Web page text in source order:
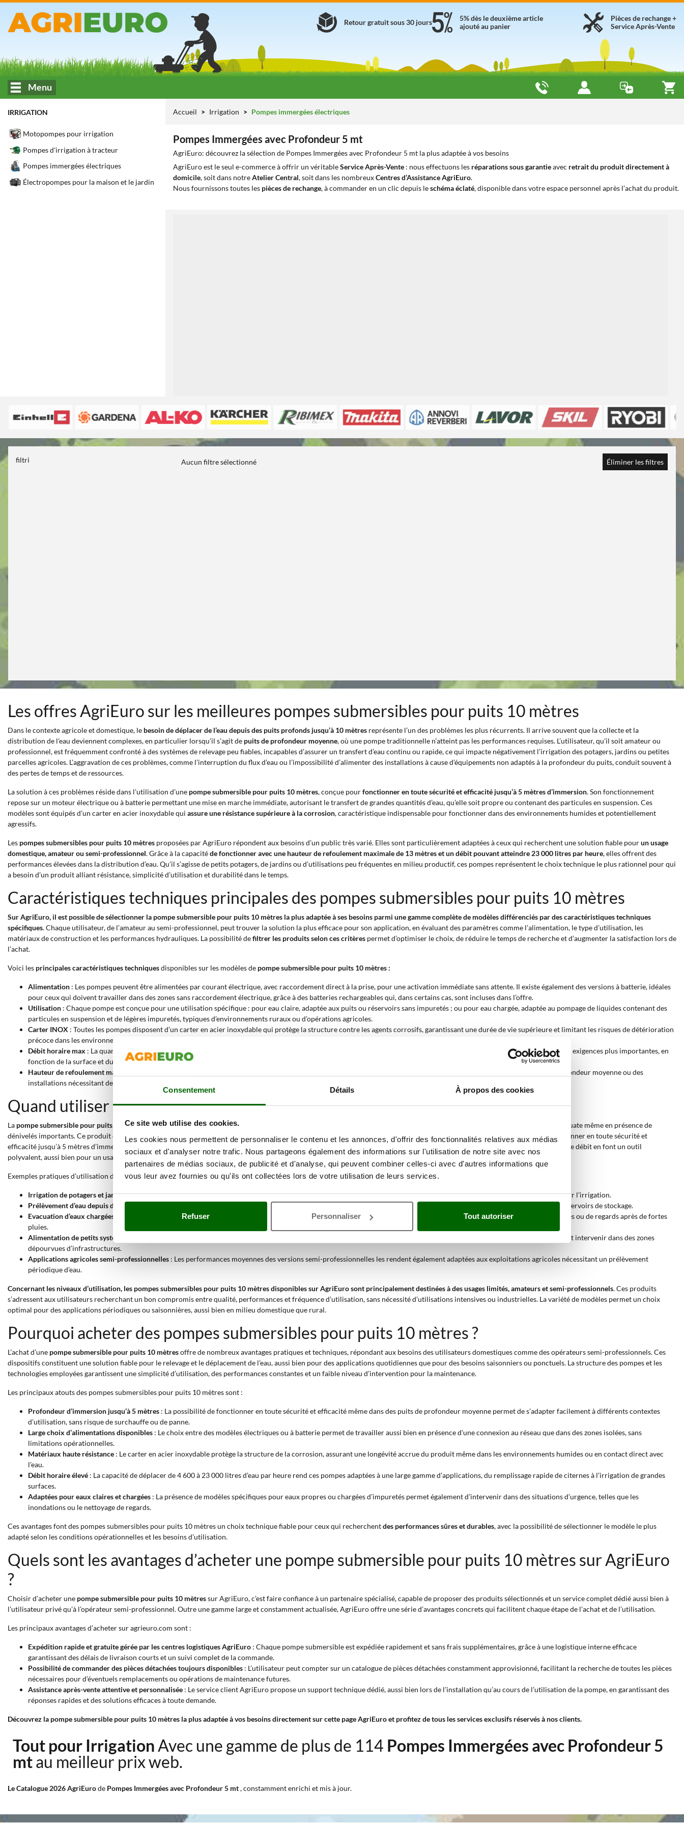
Consentement Détails À propos des cookies
Ce site web utilise des cookies.
Les cookies nous permettent de personnaliser le contenu et les annonces, d'offrir des fonctionnalités relatives aux médias
sociaux et d'analyser notre trafic. Nous partageons également des informations sur l'utilisation de notre site avec nos
partenaires de médias sociaux, de publicité et d'analyse, qui peuvent combiner celles-ci avec d'autres informations que
vous leur avez fournies ou qu'ils ont collectées lors de votre utilisation de leurs services.
Refuser Personnaliser Tout autoriser
Pièces de rechange +
Service Après-Vente
5% dès le deuxième article
ajouté au panier
Retour gratuit sous 30 jours
Menu
IRRIGATION
Motopompes pour irrigation
Pompes d'irrigation à tracteur
Pompes immergées électriques
Électropompes pour la maison et le jardin
Accueil Irrigation Pompes immergées électriques
Pompes Immergées avec Profondeur 5 mt
AgriEuro: découvrez la sélection de Pompes Immergées avec Profondeur 5 mt la plus adaptée à vos besoins
AgriEuro est le seul e-commerce à offrir un véritableService Après-Vente : nous effectuons les réparations sous garantieavec retrait du produit directement à
domicile, soit dans notreAtelier Central, soit dans les nombreuxCentres d’Assistance AgriEuro.
Nous fournissons toutes les pièces de rechange, à commander en un clic depuis leschéma éclaté, disponible dans votre espace personnel après l’achat du produit.
filtri Aucun filtre sélectionné Éliminer les filtres
Les offres AgriEuro sur les meilleures pompes submersibles pour puits 10 mètres
Dans le contexte agricole et domestique, le besoin de déplacer de l’eau depuis des puits profonds jusqu’à 10 mètres représente l’un des problèmes les plus récurrents. Il arrive souvent que la collecte et la
distribution de l’eau deviennent complexes, en particulier lorsqu’il s’agit de puits de profondeur moyenne, où une pompe traditionnelle n’atteint pas les performances requises. L’utilisateur, qu’il soit amateur ou
professionnel, est fréquemment confronté à des systèmes de relevage peu fiables, incapables d’assurer un transfert d’eau continu ou rapide, ce qui impacte négativement l’irrigation des potagers, jardins ou petites
parcelles agricoles. L’aggravation de ces problèmes, comme l’interruption du flux d’eau ou l’impossibilité d’alimenter des installations à cause d’équipements non adaptés à la profondeur du puits, conduit souvent à
des pertes de temps et de ressources.
La solution à ces problèmes réside dans l’utilisation d’une pompe submersible pour puits 10 mètres, conçue pourfonctionner en toute sécurité et efficacité jusqu’à 5 mètres d’immersion. Son fonctionnement
repose sur un moteur électrique ou à batterie permettant une mise en marche immédiate, autorisant le transfert de grandes quantités d’eau, qu’elle soit propre ou contenant des particules en suspension. Ces
modèles sont équipés d’un carter en acier inoxydable qui assure une résistance supérieure à la corrosion, caractéristique indispensable pour fonctionner dans des environnements humides et potentiellement
agressifs.
Les pompes submersibles pour puits 10 mètres proposées par AgriEuro répondent aux besoins d’un public très varié. Elles sont particulièrement adaptées à ceux qui recherchent une solution fiable pourun usage
domestique, amateur ou semi-professionnel. Grâce à la capacitéde fonctionner avec une hauteur de refoulement maximale de 13 mètres et un débit pouvant atteindre 23 000 litres par heure, elles offrent des
performances élevées dans la distribution d’eau. Qu’il s’agisse de petits potagers, de jardins ou d’utilisations peu fréquentes en milieu productif, ces pompes représentent le choix technique le plus rationnel pour qui
a besoin d’un produit alliant résistance, simplicité d’utilisation et durabilité dans le temps.
Caractéristiques techniques principales des pompes submersibles pour puits 10 mètres
Sur AgriEuro, il est possible de sélectionner la pompe submersible pour puits 10 mètres la plus adaptée à ses besoins parmi une gamme complète de modèles différenciés par des caractéristiques techniques
spécifiques. Chaque utilisateur, de l’amateur au semi-professionnel, peut trouver la solution la plus efficace pour son application, en évaluant des paramètres comme l’alimentation, le type d’utilisation, les
matériaux de construction et les performances hydrauliques. La possibilité defiltrer les produits selon ces critères permet d’optimiser le choix, de réduire le temps de recherche et d’augmenter la satisfaction lors de
l’achat.
Voici les principales caractéristiques techniquesdisponibles sur les modèles de pompe submersible pour puits 10 mètres :
Alimentation : Les pompes peuvent être alimentées par courant électrique, avec raccordement direct à la prise, pour une activation immédiate sans attente. Il existe également des versions à batterie, idéales
pour ceux qui doivent travailler dans des zones sans raccordement électrique, grâce à des batteries rechargeables qui, dans certains cas, sont incluses dans l’offre.
Utilisation : Chaque pompe est conçue pour une utilisation spécifique : pour eau claire, adaptée aux puits ou réservoirs sans impuretés ; ou pour eau chargée, adaptée au pompage de liquides contenant des
particules en suspension et de légères impuretés, typiques d’environnements ruraux ou d’opérations agricoles.
Carter INOX : Toutes les pompes disposent d’un carter en acier inoxydable qui protège la structure contre les agents corrosifs, garantissant une durée de vie supérieure et limitant les risques de détérioration
précoce dans les environnements humides ou en contact prolongé avec l’eau.
Débit horaire max : La quantité d’eau déplacée peut varier de 4 600 litres par heure à 23 000 litres par heure, permettant de répondre à la fois à des besoins minimaux et à des exigences plus importantes, en
fonction de la surface et du volume d’eau à traiter.
Hauteur de refoulement maximale
: Chaque modèle peut élever l’eau à une hauteur maximale de 10 mètres, ce qui permet d’utiliser ces pompes même dans des puits de profondeur moyenne ou des
installations nécessitant de transporter l’eau à différents niveaux.
Quand utiliser une pompe submersible pour puits 10 mètres ?
La pompe submersible pour puits 10 mètress’utilise lorsqu’il est nécessaire de
, en garantissant une pression adéquate même en présence de
dénivelés importants. Ce produit est particulièrement indiqué dans toutes les situations où la source d’eau se trouve à une profondeur nécessitant des machines capables de fonctionner en toute sécurité et
efficacité jusqu’à 5 mètres d’immersion. La présence d’un carter en acier inoxydable, la possibilité de
et les différentes capacités de débit en font un outil
polyvalent, aussi bien pour un usage domestique qu’agricole.
Exemples pratiques d’utilisation d’unepompe submersible pour puits 10 mètres :
Irrigation de potagers et jardins: La hauteur de refoulement maximale de 10 mètres permet de remonter l’eau même depuis des puits profonds, assurant un débit continu pour l’irrigation.
Prélèvement d’eau depuis des citernes enterrées
: La capacité de déplacer de grandes quantités d’eau (jusqu’à 23 000 l/h) permet un remplissage ou une vidange rapide des réservoirs de stockage.
Evacuation d’eaux chargées ou pluviales
: L’aptitude à travailler avec des eaux contenant des particules en suspension la rend également adaptée à la vidange de zones inondées ou de regards après de fortes
pluies.
Alimentation de petits systèmes domestiques
: La version à batterie, facilement transportable et utilisable même sans connexion électrique, s’avère utile pour ceux qui doivent intervenir dans des zones
dépourvues d’infrastructures.
Applications agricoles semi-professionnelles : Les performances moyennes des versions semi-professionnelles les rendent également adaptées aux exploitations agricoles nécessitant un prélèvement
périodique d’eau.
Concernant les niveaux d’utilisation, les pompes submersibles pour puits 10 mètres disponibles sur AgriEuro sont principalement destinées à des usages limités, amateurs et semi-professionnels. Ces produits
s’adressent aux utilisateurs recherchant un bon compromis entre qualité, performances et fréquence d’utilisation, sans nécessité d’utilisations intensives ou industrielles. La variété de modèles permet un choix
optimal pour des applications périodiques ou saisonnières, aussi bien en milieu domestique que rural.
Pourquoi acheter des pompes submersibles pour puits 10 mètres ?
L’achat d’une pompe submersible pour puits 10 mètresoffre de nombreux avantages pratiques et techniques, répondant aux besoins des utilisateurs domestiques comme des opérateurs semi-professionnels. Ces
dispositifs constituent une solution fiable pour le relevage et le déplacement de l’eau, aussi bien pour des applications quotidiennes que pour des besoins saisonniers ou ponctuels. La structure des pompes et les
technologies employées garantissent une simplicité d’utilisation, des performances constantes et un faible niveau d’intervention pour la maintenance.
Les principaux atouts des pompes submersibles pour puits 10 mètres sont :
Profondeur d’immersion jusqu’à 5 mètres : La possibilité de fonctionner en toute sécurité et efficacité même dans des puits de profondeur moyenne permet de s’adapter facilement à différents contextes
d’utilisation, sans risque de surchauffe ou de panne.
Large choix d’alimentations disponibles : Le choix entre des modèles électriques ou à batterie permet de travailler aussi bien en présence d’une connexion au réseau que dans des zones isolées, sans
limitations opérationnelles.
Matériaux haute résistance : Le carter en acier inoxydable protège la structure de la corrosion, assurant une longévité accrue du produit même dans les environnements humides ou en contact direct avec
l’eau.
Débit horaire élevé : La capacité de déplacer de 4 600 à 23 000 litres d’eau par heure rend ces pompes adaptées à une large gamme d’applications, du remplissage rapide de citernes à l’irrigation de grandes
surfaces.
Adaptées pour eaux claires et chargées : La présence de modèles spécifiques pour eaux propres ou chargées d’impuretés permet également d’intervenir dans des situations d’urgence, telles que les
inondations ou le nettoyage de regards.
Ces avantages font des pompes submersibles pour puits 10 mètres un choix technique fiable pour ceux qui recherchentdes performances sûres et durables, avec la possibilité de sélectionner le modèle le plus
adapté selon les conditions opérationnelles et les besoins d’utilisation.
Quels sont les avantages d’acheter une pompe submersible pour puits 10 mètres sur AgriEuro
?
Choisir d’acheter une pompe submersible pour puits 10 mètressur AgriEuro, c’est faire confiance à un partenaire spécialisé, capable de proposer des produits sélectionnés et un service complet dédié aussi bien à
l’utilisateur privé qu’à l’opérateur semi-professionnel. Outre une gamme large et constamment actualisée, AgriEuro offre une série d’avantages concrets qui facilitent chaque étape de l’achat et de l’utilisation.
Les principaux avantages d’acheter sur agrieuro.com sont :
Expédition rapide et gratuite gérée par les centres logistiques AgriEuro : Chaque pompe submersible est expédiée rapidement et sans frais supplémentaires, grâce à une logistique interne efficace
garantissant des délais de livraison courts et un suivi complet de la commande.
Possibilité de commander des pièces détachées toujours disponibles : L’utilisateur peut compter sur un catalogue de pièces détachées constamment approvisionné, facilitant la recherche de toutes les pièces
nécessaires pour d’éventuels remplacements ou opérations de maintenance futures.
Assistance après-vente attentive et personnalisée : Le service client AgriEuro propose un support technique dédié, aussi bien lors de l’installation qu’au cours de l’utilisation de la pompe, en garantissant des
réponses rapides et des solutions efficaces à toute demande.
Découvrez la pompe submersible pour puits 10 mètres la plus adaptée à vos besoins directement sur cette page AgriEuro et profitez de tous les services exclusifs réservés à nos clients.
Tout pour IrrigationAvec une gamme de plus de 114 Pompes Immergées avec Profondeur 5
mtau meilleur prix web.
Le Catalogue 2026 AgriEurode Pompes Immergées avec Profondeur 5 mt, constamment enrichi et mis à jour.